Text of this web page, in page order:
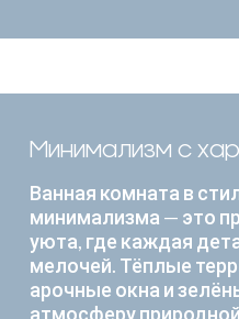
Минимализм с
Ванная комната в
минимализма — это
уюта, где каждая
мелочей. Тёплые
арочные окна и
атмосферу